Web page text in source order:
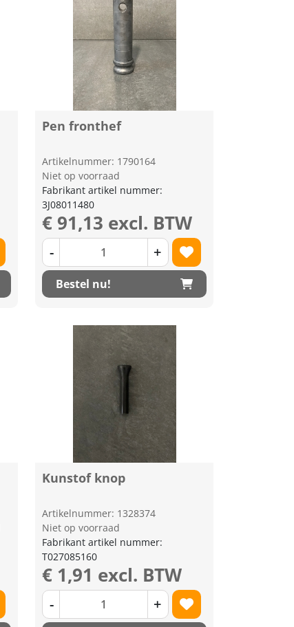
Pen fronthef
Artikelnummer: 1790164
Niet op voorraad
Fabrikant artikel nummer:
3J08011480
€ 91,13 excl. BTW
- +
Bestel nu!
Kunstof knop
Artikelnummer: 1328374
Niet op voorraad
Fabrikant artikel nummer:
T027085160
€ 1,91 excl. BTW
- +